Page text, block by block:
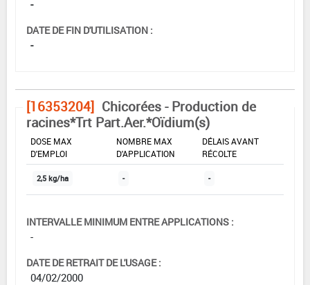
-
DATE DE FIN D'UTILISATION :
-
[16353204] Chicorées - Production de
racines*Trt Part.Aer.*Oïdium(s)
DOSE MAX
D'EMPLOI
NOMBRE MAX
D'APPLICATION
DÉLAIS AVANT
RÉCOLTE
2,5 kg/ha - -
INTERVALLE MINIMUM ENTRE APPLICATIONS :
-
DATE DE RETRAIT DE L'USAGE :
04/02/2000